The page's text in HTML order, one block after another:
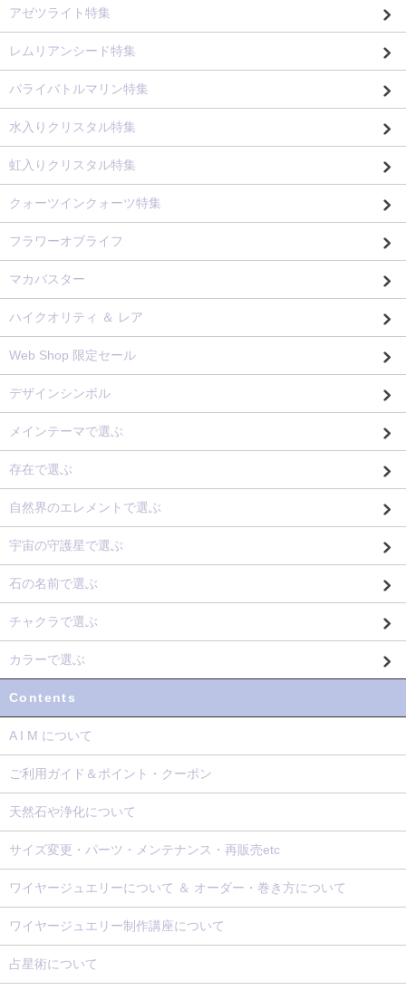
アゼツライト特集
レムリアンシード特集
パライバトルマリン特集
水入りクリスタル特集
虹入りクリスタル特集
クォーツインクォーツ特集
フラワーオブライフ
マカバスター
ハイクオリティ ＆ レア
Web Shop 限定セール
デザインシンボル
メインテーマで選ぶ
存在で選ぶ
自然界のエレメントで選ぶ
宇宙の守護星で選ぶ
石の名前で選ぶ
チャクラで選ぶ
カラーで選ぶ
Contents
A I M について
ご利用ガイド＆ポイント・クーポン
天然石や浄化について
サイズ変更・パーツ・メンテナンス・再販売etc
ワイヤージュエリーについて ＆ オーダー・巻き方について
ワイヤージュエリー制作講座について
占星術について